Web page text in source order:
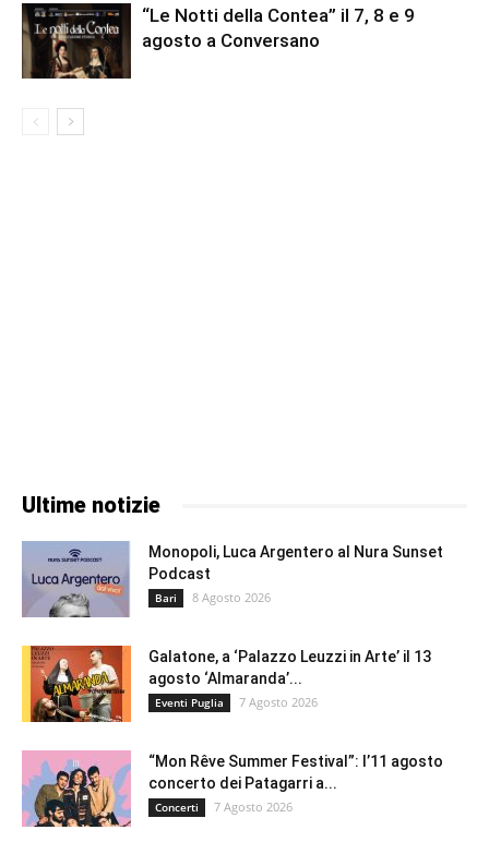
“Le Notti della Contea” il 7, 8 e 9
agosto a Conversano
Ultime notizie
Monopoli, Luca Argentero al Nura Sunset
Podcast
Bari 8 Agosto 2026
Galatone, a ‘Palazzo Leuzzi in Arte’ il 13
agosto ‘Almaranda’...
Eventi Puglia 7 Agosto 2026
“Mon Rêve Summer Festival”: l’11 agosto
concerto dei Patagarri a...
Concerti 7 Agosto 2026